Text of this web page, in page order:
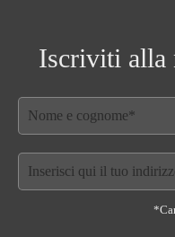
Iscriviti alla